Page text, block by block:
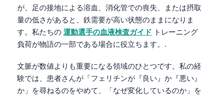
が、足の接地による溶血、消化管での喪失、または摂取
量の低さがあると、鉄需要が高い状態のままになりま
す。私たちの 運動選手の血液検査ガイド トレーニング
負荷が物語の一部である場合に役立ちます。.
文脈が数値よりも重要になる領域のひとつです。私の経
験では、患者さんが「フェリチンが『良い』か『悪い』
か」を尋ねるのをやめて、「なぜ変化しているのか」を
Bosanski
Eesti
Čeština
ქართული